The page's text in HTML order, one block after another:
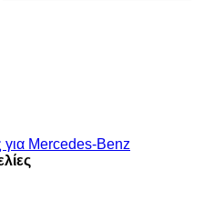
για Mercedes-Benz